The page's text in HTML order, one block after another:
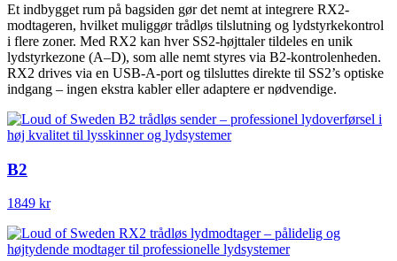
Et indbygget rum på bagsiden gør det nemt at integrere RX2-
modtageren, hvilket muliggør trådløs tilslutning og lydstyrkekontrol
i flere zoner. Med RX2 kan hver SS2-højttaler tildeles en unik
lydstyrkezone (A–D), som alle nemt styres via B2-kontrolenheden.
RX2 drives via en USB-A-port og tilsluttes direkte til SS2’s optiske
indgang – ingen ekstra kabler eller adaptere er nødvendige.
B2
1849 kr